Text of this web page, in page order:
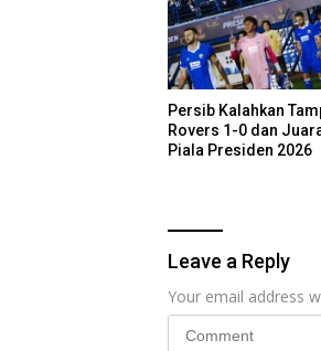
Persib Kalahkan
Rovers 1-0 dan
Piala Presiden 2026
Leave a Reply
Your email address